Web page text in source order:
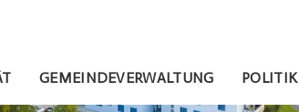
GEMEINDEVERWALTUNG POLITIK